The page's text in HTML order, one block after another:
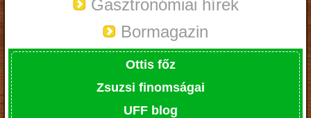
Gasztronómiai hírek
Bormagazin
Ottis főz
Zsuzsi finomságai
UFF blog